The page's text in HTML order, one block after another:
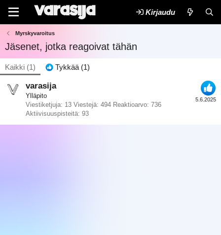
Kirjaudu
Myrskyvaroitus
Jäsenet, jotka reagoivat tähän
Kaikki (1) Tykkää (1)
5.6.2025
varasija
Ylläpito
Viestiketjuja 13 Viestejä 494 Reaktioarvo 736
Aktiivisuuspisteitä 93